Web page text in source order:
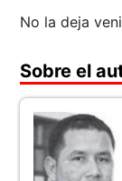
No la deja
Sobre el